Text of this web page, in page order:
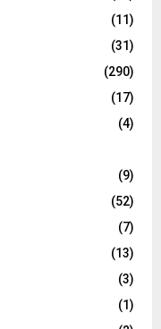
(11)
(31)
(290)
(17)
(4)
(9)
(52)
(7)
(13)
(3)
(1)